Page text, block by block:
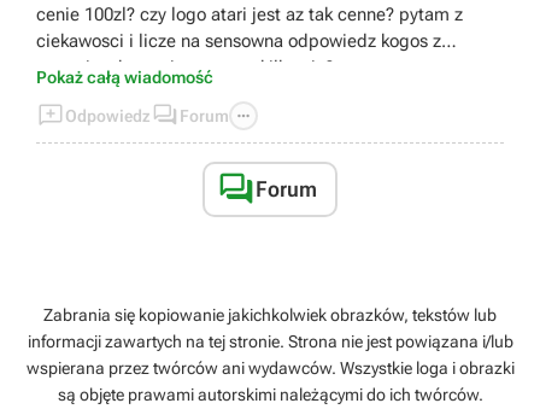
cenie 100zl? czy logo atari jest az tak cenne? pytam z
ciekawosci i licze na sensowna odpowiedz kogos z
cenegi. w koncu jest was tu kilku nie?
Pokaż całą wiadomość
Odpowiedz  Forum 
Forum
Zabrania się kopiowanie jakichkolwiek obrazków, tekstów lub
informacji zawartych na tej stronie. Strona nie jest powiązana i/lub
wspierana przez twórców ani wydawców. Wszystkie loga i obrazki
są objęte prawami autorskimi należącymi do ich twórców.